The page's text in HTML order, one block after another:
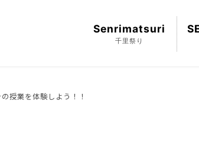
千里祭り
Senrimatsuri
授業を体験しよう！！